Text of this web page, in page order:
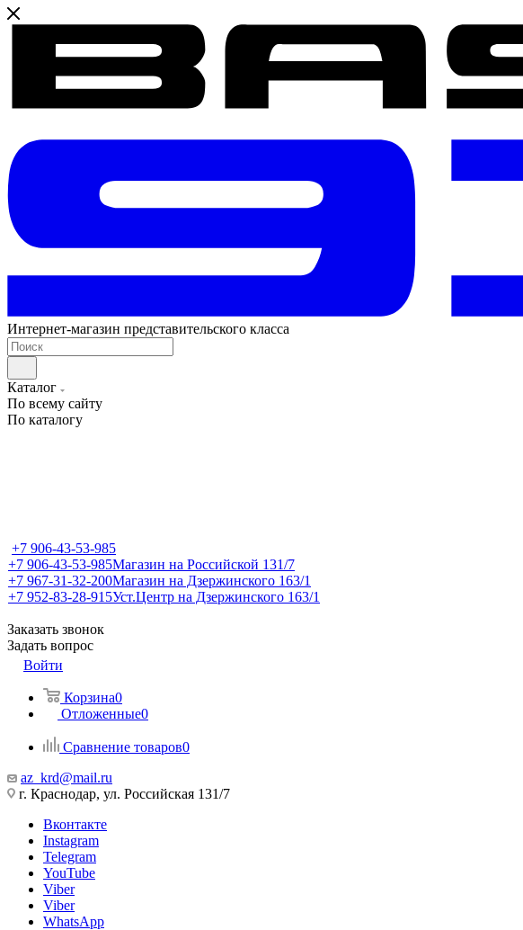
Интернет-магазин представительского класса
Каталог
По всему сайту
По каталогу
+7 906-43-53-985
+7 906-43-53-985Магазин на Российской 131/7
+7 967-31-32-200Магазин на Дзержинского 163/1
+7 952-83-28-915Уст.Центр на Дзержинского 163/1
Заказать звонок
Задать вопрос
Войти
Корзина0
Отложенные0
Сравнение товаров0
az_krd@mail.ru
г. Краснодар, ул. Российская 131/7
Вконтакте
Instagram
Telegram
YouTube
Viber
Viber
WhatsApp